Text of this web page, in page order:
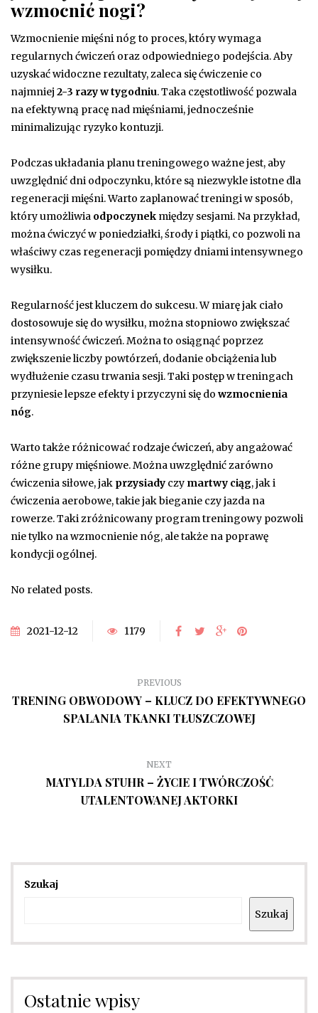
wzmocnić nogi?
Wzmocnienie mięśni nóg to proces, który wymaga
regularnych ćwiczeń oraz odpowiedniego podejścia. Aby
uzyskać widoczne rezultaty, zaleca się ćwiczenie co
najmniej 2-3 razy w tygodniu. Taka częstotliwość pozwala
na efektywną pracę nad mięśniami, jednocześnie
minimalizując ryzyko kontuzji.
Podczas układania planu treningowego ważne jest, aby
uwzględnić dni odpoczynku, które są niezwykle istotne dla
regeneracji mięśni. Warto zaplanować treningi w sposób,
który umożliwia odpoczynek między sesjami. Na przykład,
można ćwiczyć w poniedziałki, środy i piątki, co pozwoli na
właściwy czas regeneracji pomiędzy dniami intensywnego
wysiłku.
Regularność jest kluczem do sukcesu. W miarę jak ciało
dostosowuje się do wysiłku, można stopniowo zwiększać
intensywność ćwiczeń. Można to osiągnąć poprzez
zwiększenie liczby powtórzeń, dodanie obciążenia lub
wydłużenie czasu trwania sesji. Taki postęp w treningach
przyniesie lepsze efekty i przyczyni się do wzmocnienia
nóg.
Warto także różnicować rodzaje ćwiczeń, aby angażować
różne grupy mięśniowe. Można uwzględnić zarówno
ćwiczenia siłowe, jak przysiady czy martwy ciąg, jak i
ćwiczenia aerobowe, takie jak bieganie czy jazda na
rowerze. Taki zróżnicowany program treningowy pozwoli
nie tylko na wzmocnienie nóg, ale także na poprawę
kondycji ogólnej.
No related posts.
2021-12-12 1179
PREVIOUS
TRENING OBWODOWY – KLUCZ DO EFEKTYWNEGO
SPALANIA TKANKI TŁUSZCZOWEJ
NEXT
MATYLDA STUHR – ŻYCIE I TWÓRCZOŚĆ
UTALENTOWANEJ AKTORKI
Szukaj
Szukaj
Ostatnie wpisy